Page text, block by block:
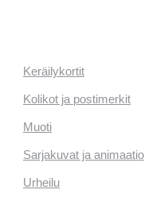
Keräilykortit
Kolikot ja postimerkit
Muoti
Sarjakuvat ja animaatio
Urheilu